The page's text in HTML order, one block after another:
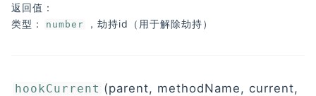
返回值：
类型：
number ，劫持id（用于解除劫持）
hookCurrent (parent, methodName, current,